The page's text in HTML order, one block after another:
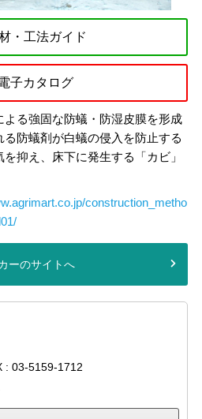
・工法ガイド
子カタログ
る強固な防蟻・防湿皮膜を形成
防蟻剤が白蟻の侵入を防止する
抑え、床下に発生する「カビ」
construction_metho
ーのサイトへ
03-5159-1712